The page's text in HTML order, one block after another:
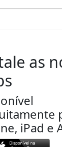
as
iPad e